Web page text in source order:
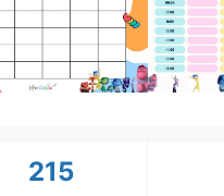
215